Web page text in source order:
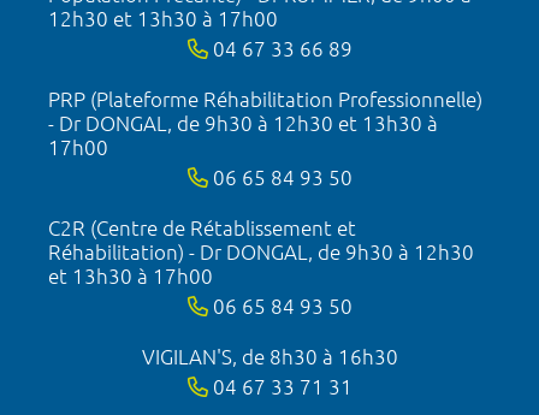
12h30 et 13h30 à 17h00
04 67 33 66 89
PRP (Plateforme Réhabilitation Professionnelle)
- Dr DONGAL, de 9h30 à 12h30 et 13h30 à
17h00
06 65 84 93 50
C2R (Centre de Rétablissement et
Réhabilitation) - Dr DONGAL, de 9h30 à 12h30
et 13h30 à 17h00
06 65 84 93 50
VIGILAN'S, de 8h30 à 16h30
04 67 33 71 31